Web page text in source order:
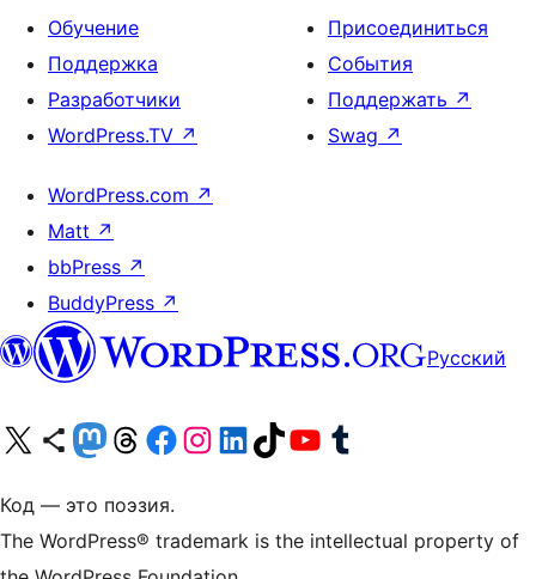
Обучение
Поддержка
Разработчики
WordPress.TV ↗
Присоединиться
События
Поддержать ↗
Swag ↗
WordPress.com ↗
Matt ↗
bbPress ↗
BuddyPress ↗
Русский
Посетите нас в X (ранее Twitter)
Посетите нашу учётную запись в Bluesky
Посетите нашу ленту в Mastodon
Посетите нашу учётную запись в Threads
Посетите нашу страницу на Facebook
Посетите наш Instagram
Посетите нашу страницу в LinkedIn
Посетите нашу учётную запись в TikTok
Посетите наш канал YouTube
Посетите нашу учётную запись в Tumblr
Код — это поэзия.
The WordPress® trademark is the intellectual property of